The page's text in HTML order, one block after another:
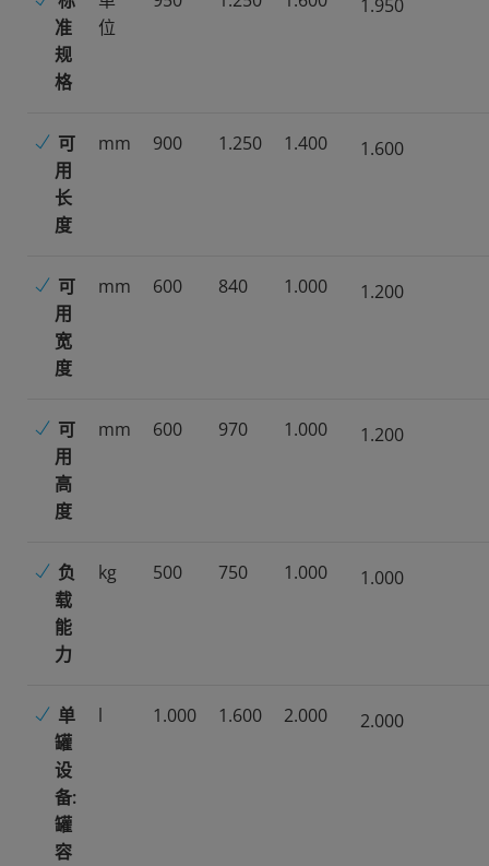
准
规
格
位
1.950
可
用
长
度
mm 900 1.250 1.400 1.600
可
用
宽
度
mm 600 840 1.000 1.200
可
用
高
度
mm 600 970 1.000 1.200
负
载
能
力
kg 500 750 1.000 1.000
单
罐
设
备:
罐
容
l 1.000 1.600 2.000 2.000